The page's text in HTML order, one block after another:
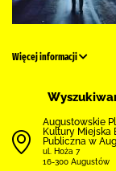
Więcej informacji
Augustowskie
Kultury Miejska
Publiczna w
ul. Hoża 7
16-300 Augustów